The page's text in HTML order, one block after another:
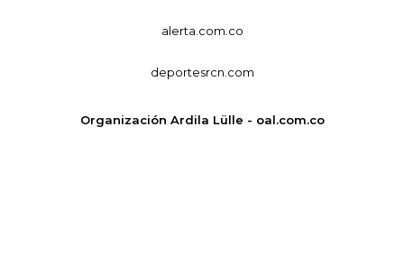
alerta.com.co
deportesrcn.com
Organización Ardila Lülle - oal.com.co